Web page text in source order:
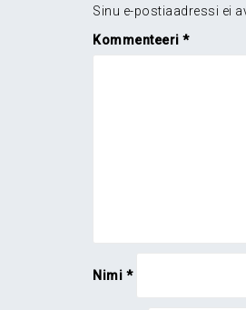
Sinu e-postiaadressi ei
Kommenteeri *
Nimi *